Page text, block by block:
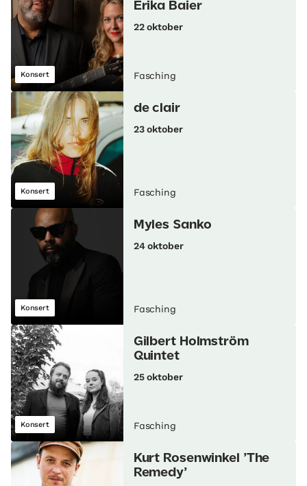
Konsert
Erika Baier
22 oktober
Fasching
Konsert
de clair
23 oktober
Fasching
Konsert
Myles Sanko
24 oktober
Fasching
Konsert
Gilbert Holmström
Quintet
25 oktober
Fasching
Kurt Rosenwinkel ’The
Remedy’